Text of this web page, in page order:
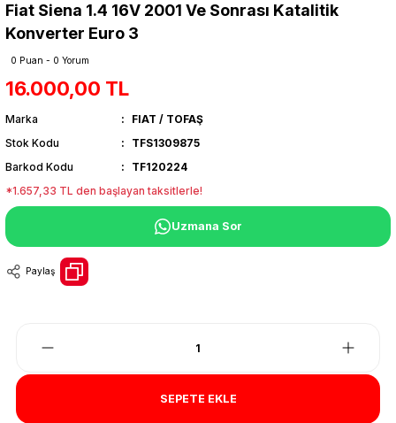
Fiat Siena 1.4 16V 2001 Ve Sonrası Katalitik
Konverter Euro 3
0 Puan - 0 Yorum
16.000,00 TL
Marka
FIAT / TOFAŞ
Stok Kodu
TFS1309875
Barkod Kodu
TF120224
*1.657,33 TL den başlayan taksitlerle!
Uzmana Sor
Paylaş
SEPETE EKLE